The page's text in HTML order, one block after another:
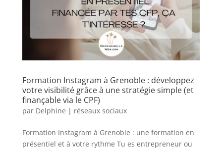
Formation Instagram à Grenoble : développez
votre visibilité grâce à une stratégie simple (et
finançable via le CPF)
par Delphine | réseaux sociaux
Formation Instagram à Grenoble : une formation en
présentiel et à votre rythme Tu es entrepreneur ou